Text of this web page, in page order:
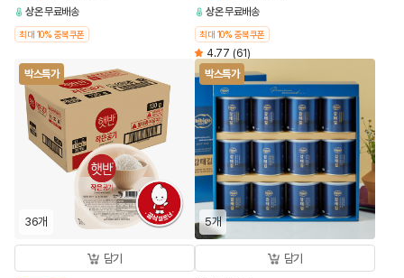
상온무료배송
최대 10% 중복쿠폰
상온무료배송
최대 10% 중복쿠폰
4.77 (61)
박스특가
36개
담기
박스특가
5개
담기